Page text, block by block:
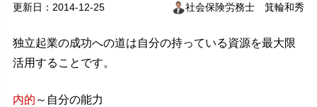
更新日：2014-12-25 社会保険労務士 箕輪和秀
独立起業の成功への道は自分の持っている資源を最大限
活用することです。
内的 ～自分の能力